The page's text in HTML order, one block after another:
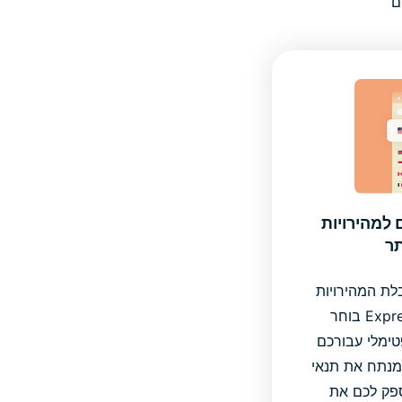
המהירויות
הגבוהות ביותר. ExpressVPN בוחר
עבורכם
את תנאי
לכם את